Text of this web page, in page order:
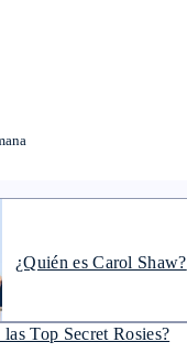
¿Quién es Carol Shaw?
Top Secret Rosies?